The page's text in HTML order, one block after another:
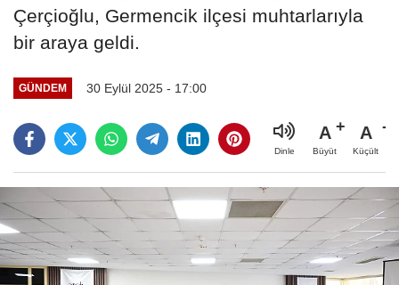
Çerçioğlu, Germencik ilçesi muhtarlarıyla
bir araya geldi.
GÜNDEM 30 Eylül 2025 - 17:00
Dinle
A
Büyüt
A
Küçült